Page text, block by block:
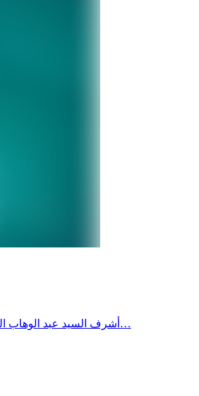
أشرف السيد عبد الوهاب الجربي المندوب الجهوي للتربية صفاقس 1 رفقةالسيد محمد قاسم، المندوب الجهوي للتربية بصفاقس 2، يوم الجمعة24 جويلية 2026، على افتتاح الدورة التكوينية لفائدة…